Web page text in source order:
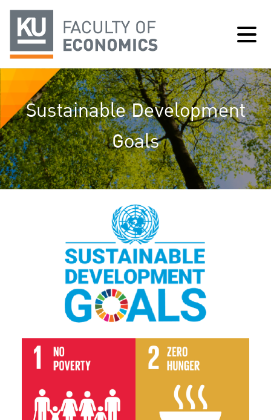
Sustainable Development
Goals